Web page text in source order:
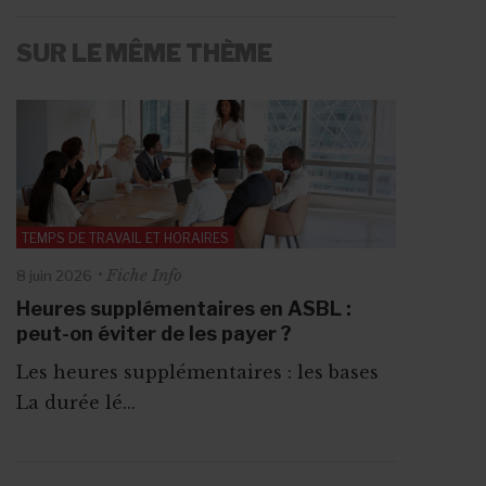
SUR LE MÊME THÈME
TEMPS DE TRAVAIL ET HORAIRES
8 juin 2026 Fiche Info
Heures supplémentaires en ASBL :
peut-on éviter de les payer ?
Les heures supplémentaires : les bases
La durée lé...